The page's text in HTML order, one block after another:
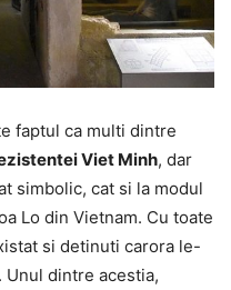
faptul ca multi dintre
Viet Minh, dar
simbolic, cat si la modul
Lo din Vietnam. Cu toate
si detinuti carora le-
dintre acestia,